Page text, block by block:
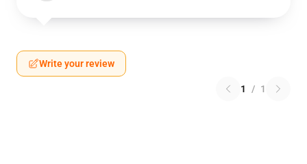
Write your review
1 / 1